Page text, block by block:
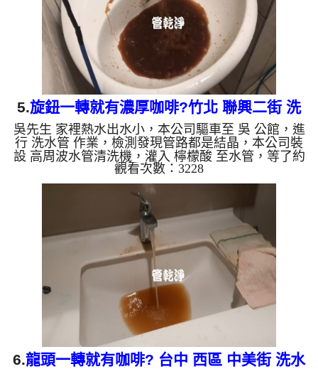
是因為水龍頭合金的養化造...
5.旋鈕一轉就有濃厚咖啡?竹北 聯興二街 洗
水管
吳先生 家裡熱水出水小，本公司驅車至 吳 公館，進
行 洗水管 作業，檢測發現管路都是結晶，本公司裝
設 高周波水管清洗機，灌入 檸檬酸 至水管，等了約
15分，開啟 水管清洗機 ，啟動 螺旋波 模式，一洗就
流出髒水，看起來像是濃厚咖啡，二個多小時後，出
水量恢復了。 如是自來水，如水管老化，會產生鐵
鏽跟泥沙堆積，洗出來的水就會是咖啡色，地下水含
有氧化錳，管壁上會結成黑色管垢，洗出來的水會跟
石油一樣黑，有些洗出綠色的水，是因為裡面有銅的
物質，生鏽產生銅綠，如是藍色的水，是因為水龍頭
合金的養化造成，...
觀看次數：3228
6.龍頭一轉就有咖啡? 台中 西區 中美街 洗水